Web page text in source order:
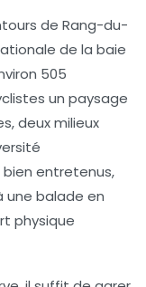
de Rang-du-
de la baie
505
un paysage
deux milieux
entretenus,
balade en
physique